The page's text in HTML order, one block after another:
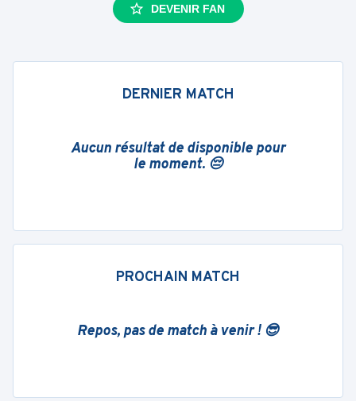
DEVENIR FAN
DERNIER MATCH
Aucun résultat de disponible pour
le moment. 😔
PROCHAIN MATCH
Repos, pas de match à venir ! 😎